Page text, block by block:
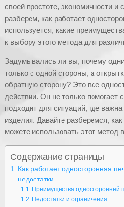
своей простоте, экономичности и
разберем, как работает
используется, какие
к выбору этого метода для
Задумывались ли вы, почему
только с одной стороны, а
обратную сторону? Это все
действии. Он не только помогает
подходит для ситуаций, где
изделия. Давайте разберемся,
можете использовать этот метод
Содержание страницы
Как работает односторонняя
недостатки
Преимущества односторонней
Недостатки и ограничения